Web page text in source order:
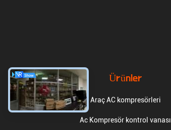
Ürünler
Araç AC kompresörleri
Ac Kompresör kontrol vanası